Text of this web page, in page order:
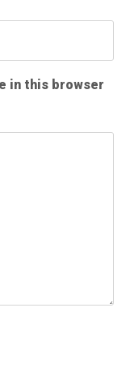
in this browser